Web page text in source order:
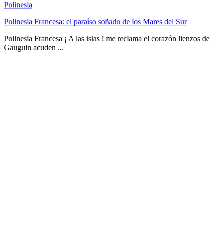
Polinesia
Polinesia Francesa: el paraíso soñado de los Mares del Sur
Polinesia Francesa ¡ A las islas ! me reclama el corazón lienzos de
Gauguin acuden ...